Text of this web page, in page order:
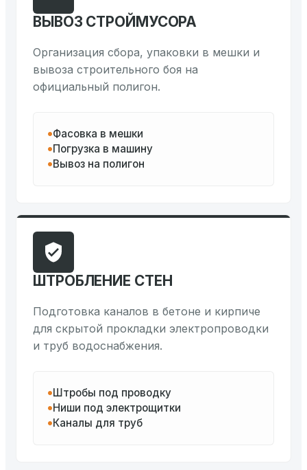
ВЫВОЗ СТРОЙМУСОРА
Организация сбора, упаковки в мешки и
вывоза строительного боя на
официальный полигон.
Фасовка в мешки
Погрузка в машину
Вывоз на полигон
ШТРОБЛЕНИЕ СТЕН
Подготовка каналов в бетоне и кирпиче
для скрытой прокладки электропроводки
и труб водоснабжения.
Штробы под проводку
Ниши под электрощитки
Каналы для труб